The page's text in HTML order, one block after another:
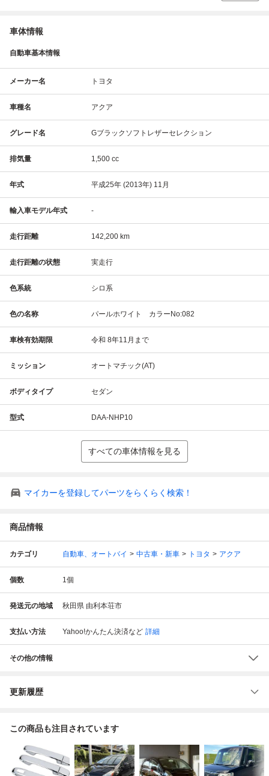
車体情報
自動車基本情報
メーカー名 トヨタ
車種名 アクア
グレード名 Gブラックソフトレザーセレクション
排気量 1,500 cc
年式 平成25年 (2013年) 11月
輸入車モデル年式 -
走行距離 142,200 km
走行距離の状態 実走行
色系統 シロ系
色の名称 パールホワイト カラーNo:082
車検有効期限 令和 8年11月まで
ミッション オートマチック(AT)
ボディタイプ セダン
型式 DAA-NHP10
すべての車体情報を見る
マイカーを登録してパーツをらくらく検索！
商品情報
カテゴリ 自動車、オートバイ 中古車・新車 トヨタ アクア
個数 1個
発送元の地域 秋田県 由利本荘市
支払い方法 Yahoo!かんたん決済など 詳細
その他の情報
更新履歴
この商品も注目されています